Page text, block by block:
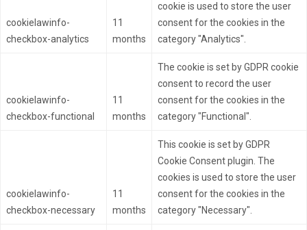
cookielawinfo-
checkbox-analytics
11
months
cookie is used to store the user
consent for the cookies in the
category "Analytics".
cookielawinfo-
checkbox-functional
11
months
The cookie is set by GDPR cookie
consent to record the user
consent for the cookies in the
category "Functional".
cookielawinfo-
checkbox-necessary
11
months
This cookie is set by GDPR
Cookie Consent plugin. The
cookies is used to store the user
consent for the cookies in the
category "Necessary".